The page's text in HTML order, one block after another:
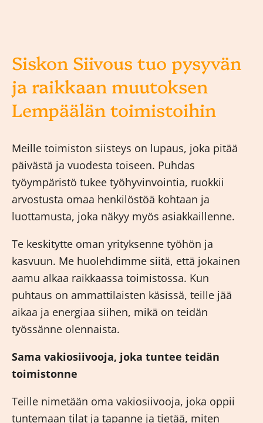
Siskon Siivous tuo pysyvän
ja raikkaan muutoksen
Lempäälän toimistoihin
Meille toimiston siisteys on lupaus, joka pitää
päivästä ja vuodesta toiseen. Puhdas
työympäristö tukee työhyvinvointia, ruokkii
arvostusta omaa henkilöstöä kohtaan ja
luottamusta, joka näkyy myös asiakkaillenne.
Te keskitytte oman yrityksenne työhön ja
kasvuun. Me huolehdimme siitä, että jokainen
aamu alkaa raikkaassa toimistossa. Kun
puhtaus on ammattilaisten käsissä, teille jää
aikaa ja energiaa siihen, mikä on teidän
työssänne olennaista.
Sama vakiosiivooja, joka tuntee teidän
toimistonne
Teille nimetään oma vakiosiivooja, joka oppii
tuntemaan tilat ja tapanne ja tietää, miten